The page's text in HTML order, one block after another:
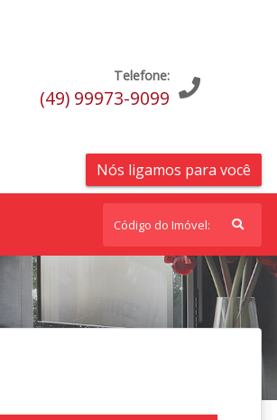
Telefone:
(49) 99973-9099
Nós ligamos para você